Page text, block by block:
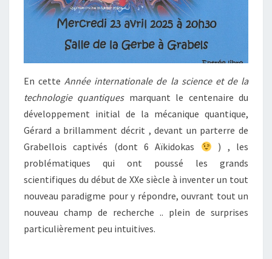
En cetteAnnée internationale de la science et de la
technologie quantiquesmarquant le centenaire du
développement initial de la mécanique quantique,
Gérard a brillamment décrit , devant un parterre de
Grabellois captivés (dont 6 Aïkidokas
) , les
problématiques qui ont poussé les grands
scientifiques du début de XXe siècle à inventer un tout
nouveau paradigme pour y répondre, ouvrant tout un
nouveau champ de recherche .. plein de surprises
particulièrement peu intuitives.